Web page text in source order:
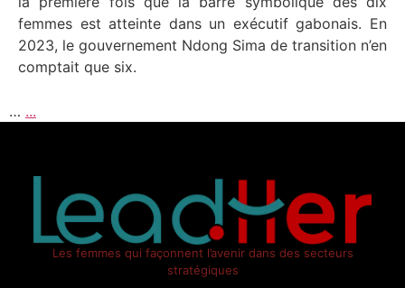
femmes est atteinte dans un exécutif gabonais. En
2023, le gouvernement Ndong Sima de transition n’en
comptait que six.
… ...
Les femmes qui façonnent l’avenir dans des secteurs
stratégiques